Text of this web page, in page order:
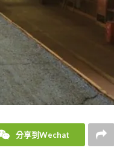
分享到Wechat